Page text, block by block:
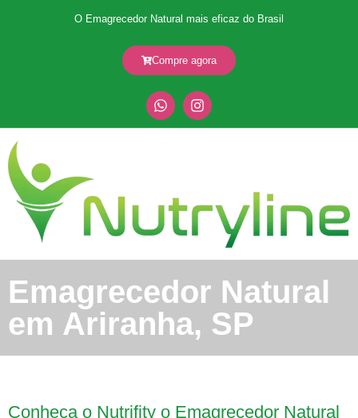
O Emagrecedor Natural mais eficaz do Brasil
Compre agora
Emagrecedor Natural
em Ariranha, SP
Conheça o Nutrifity o Emagrecedor Natural